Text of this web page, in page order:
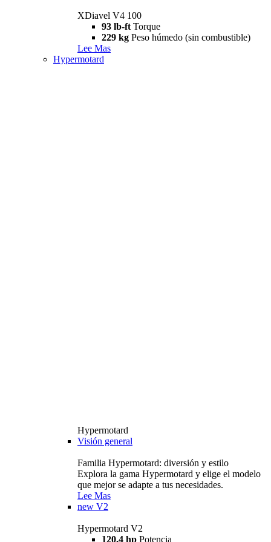
XDiavel V4 100
93 lb-ft Torque
229 kg Peso húmedo (sin combustible)
Lee Mas
Hypermotard
Hypermotard
Visión general
Familia Hypermotard: diversión y estilo
Explora la gama Hypermotard y elige el modelo
que mejor se adapte a tus necesidades.
Lee Mas
new V2
Hypermotard V2
120,4 hp Potencia